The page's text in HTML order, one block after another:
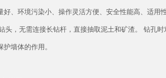
环境污染小、操作灵活方便、安全性能高、适
，无需连接长钻杆，直接抽取泥土和矿渣。 钻
墙体的作用。